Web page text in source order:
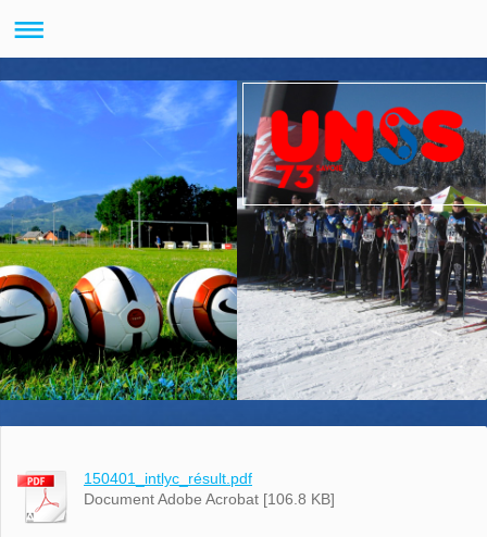
150401_intlyc_résult.pdf
Document Adobe Acrobat [106.8 KB]